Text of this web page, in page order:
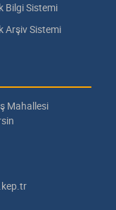
Bilgi Sistemi
Arşiv Sistemi
Mahallesi